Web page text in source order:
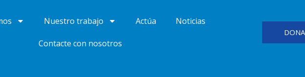
Nuestro trabajo Actúa Noticias
Contacte con nosotros